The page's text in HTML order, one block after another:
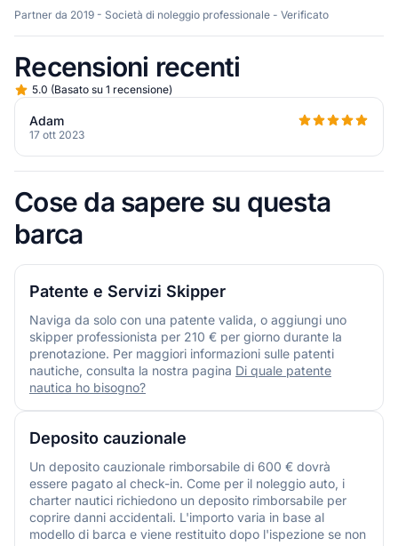
Partner da 2019 - Società di noleggio professionale - Verificato
Recensioni recenti
5.0 (Basato su 1 recensione)
Adam
17 ott 2023
Cose da sapere su questa
barca
Patente e Servizi Skipper
Naviga da solo con una patente valida, o aggiungi uno
skipper professionista per 210 € per giorno durante la
prenotazione. Per maggiori informazioni sulle patenti
nautiche, consulta la nostra pagina Di quale patente
nautica ho bisogno?
Deposito cauzionale
Un deposito cauzionale rimborsabile di 600 € dovrà
essere pagato al check-in. Come per il noleggio auto, i
charter nautici richiedono un deposito rimborsabile per
coprire danni accidentali. L'importo varia in base al
modello di barca e viene restituito dopo l'ispezione se non